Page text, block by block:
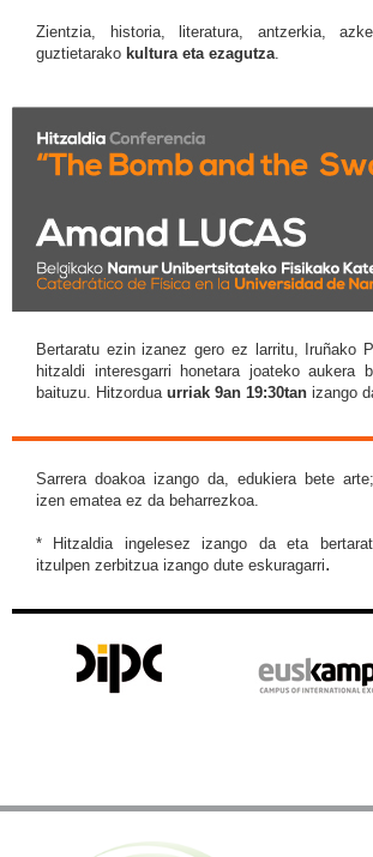
Zientzia, historia, literatura, antzerkia,
guztietarako kultura eta ezagutza.
Bertaratu ezin izanez gero ez larritu, Iruñako
hitzaldi interesgarri honetara joateko aukera
baituzu. Hitzordua urriak 9an 19:30tan izango
Sarrera doakoa izango da, edukiera bete
izen ematea ez da beharrezkoa.
* Hitzaldia ingelesez izango da eta
itzulpen zerbitzua izango dute eskuragarri.